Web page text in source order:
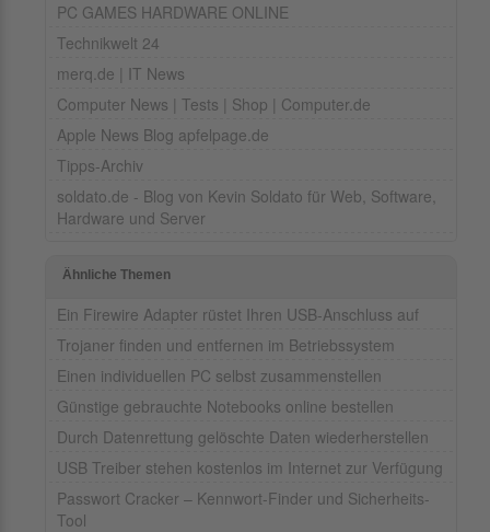
PC GAMES HARDWARE ONLINE
Technikwelt 24
merq.de | IT News
Computer News | Tests | Shop | Computer.de
Apple News Blog apfelpage.de
Tipps-Archiv
soldato.de - Blog von Kevin Soldato für Web, Software,
Hardware und Server
Ähnliche Themen
Ein Firewire Adapter rüstet Ihren USB-Anschluss auf
Trojaner finden und entfernen im Betriebssystem
Einen individuellen PC selbst zusammenstellen
Günstige gebrauchte Notebooks online bestellen
Durch Datenrettung gelöschte Daten wiederherstellen
USB Treiber stehen kostenlos im Internet zur Verfügung
Passwort Cracker – Kennwort-Finder und Sicherheits-
Tool